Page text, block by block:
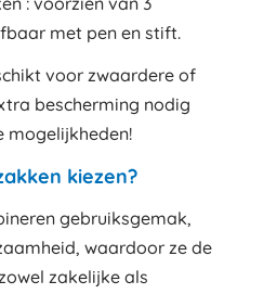
met pen en stift.
voor zwaardere of
bescherming nodig
mogelijkheden!
kiezen?
gebruiksgemak,
waardoor ze de
zakelijke als